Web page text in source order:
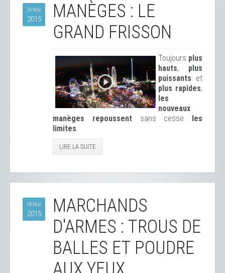
24 Nov
2015
MANÈGES : LE
GRAND FRISSON
Toujours plus
hauts, plus
puissants et
plus rapides,
les
nouveaux
manèges repoussentsans cesse
les
limites.
LIRE LA SUITE
18 Nov
2015
MARCHANDS
D'ARMES : TROUS DE
BALLES ET POUDRE